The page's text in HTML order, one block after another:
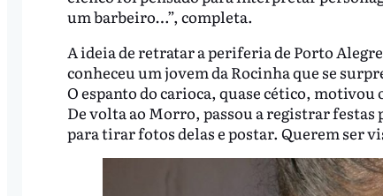
um barbeiro…”, completa.
A ideia de retratar a periferia de Porto
conheceu um jovem da Rocinha que se
O espanto do carioca, quase cético,
De volta ao Morro, passou a registrar festas
para tirar fotos delas e postar. Querem ser